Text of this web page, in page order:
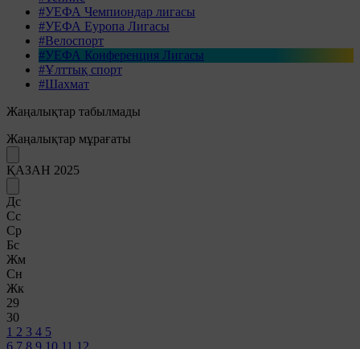
#УЕФА Чемпиондар лигасы
#УЕФА Еуропа Лигасы
#Велоспорт
#УЕФА Конференция Лигасы
#Ұлттық спорт
#Шахмат
Жаңалықтар табылмады
Жаңалықтар мұрағаты
ҚАЗАН 2025
Дс
Сс
Ср
Бс
Жм
Сн
Жк
29
30
1 2 3 4 5
6 7 8 9 10 11 12